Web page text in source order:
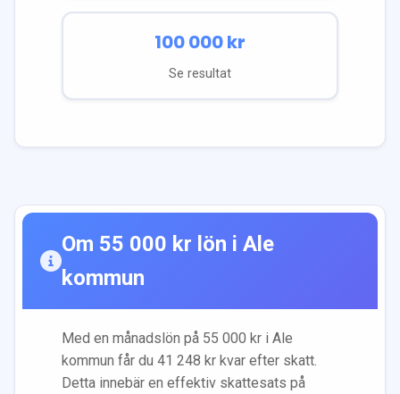
100 000kr
Se resultat
Om 55 000 kr lön i Ale
kommun
Med en månadslön på 55 000 kr i Ale
kommun får du 41 248 kr kvar efter skatt.
Detta innebär en effektiv skattesats på